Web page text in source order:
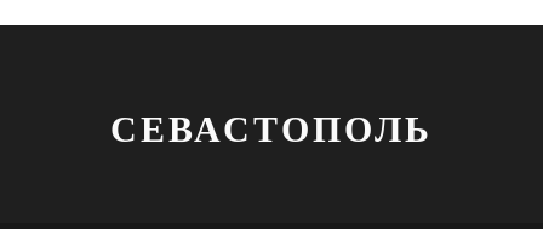
СЕВАСТОПОЛЬ